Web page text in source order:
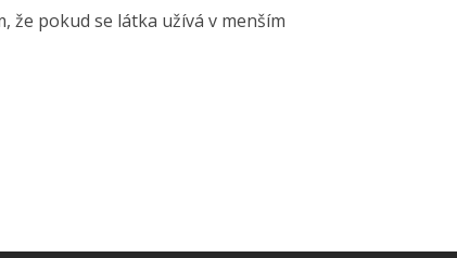
že pokud se látka užívá v menším